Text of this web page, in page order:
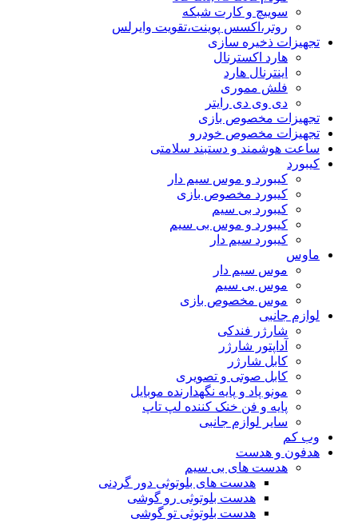
سوییچ و کارت شبکه
روتر،اکسس پوینت،تقویت وایرلس
تجهیزات ذخیره سازی
هارد اکسترنال
اینترنال هارد
فلش مموری
دی وی دی رایتر
تجهیزات مخصوص بازی
تجهیزات مخصوص خودرو
ساعت هوشمند و دستبند سلامتی
کیبورد
کیبورد و موس سیم دار
کیبورد مخصوص بازی
کیبورد بی سیم
کیبورد و موس بی سیم
کیبورد سیم دار
ماوس
موس سیم دار
موس بی سیم
موس مخصوص بازی
لوازم جانبی
شارژر فندکی
آداپتور شارژر
کابل شارژر
کابل صوتی و تصویری
مونو پاد و پایه نگهدارنده موبایل
پایه و فن خنک کننده لپ تاپ
سایر لوازم جانبی
وب کم
هدفون و هدست
هدست های بی سیم
هدست های بلوتوثی دور گردنی
هدست بلوتوثی رو گوشی
هدست بلوتوثی تو گوشی